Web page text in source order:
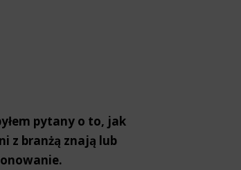
pytany o to, jak
z branżą znają lub